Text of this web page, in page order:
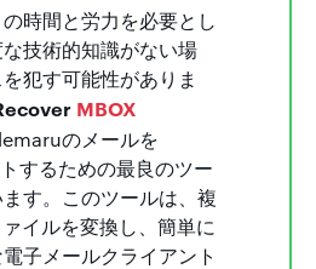
時間と労力を必要とし
技術的知識がない場
犯す可能性がありま
MBOX
のメールを
するための最良のツー
す。このツールは、複
イルを変換し、簡単に
子メールクライアント